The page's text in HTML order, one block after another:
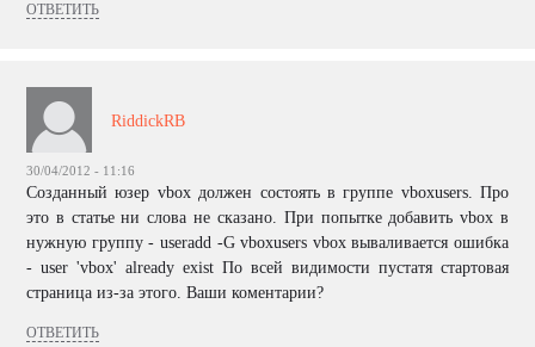
ОТВЕТИТЬ
RiddickRB
30/04/2012 - 11:16
Созданный юзер vbox должен состоять в группе vboxusers. Про
это в статье ни слова не сказано. При попытке добавить vbox в
нужную группу - useradd -G vboxusers vbox вываливается ошибка
- user 'vbox' already exist По всей видимости пустатя стартовая
страница из-за этого. Ваши коментарии?
ОТВЕТИТЬ